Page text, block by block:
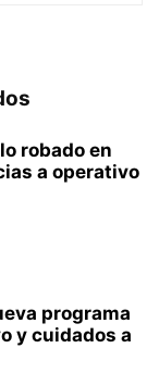
robado en
a operativo
programa
y cuidados a